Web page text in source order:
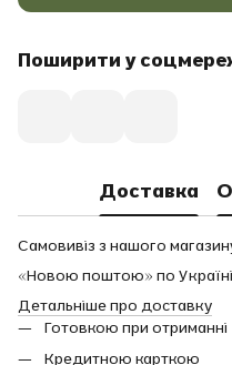
Поширити у
Доставка
Самовивіз з нашого
«Новою поштою» по
Детальніше про доставку
Готовкою при отриманні
Кредитною карткою